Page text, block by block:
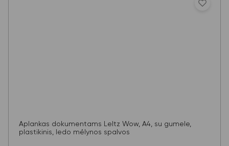
Aplankas dokumentams LeItz Wow, A4, su gumele,
plastikinis, ledo mėlynos spalvos